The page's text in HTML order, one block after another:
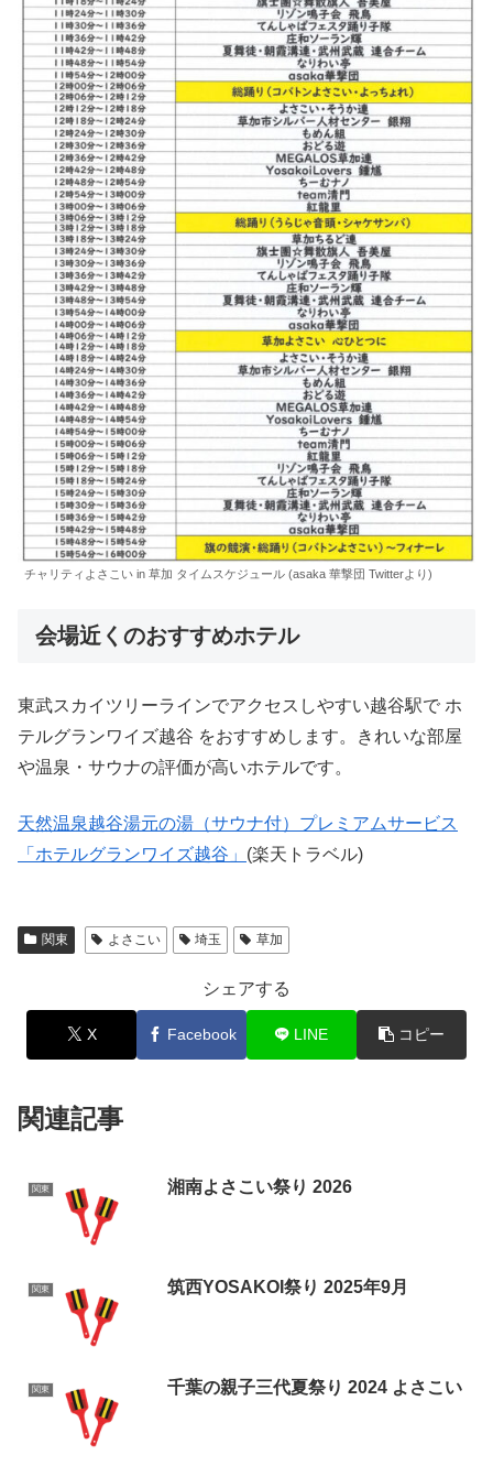
チャリティよさこい in 草加 タイムスケジュール (asaka 華撃団 Twitterより)
会場近くのおすすめホテル
東武スカイツリーラインでアクセスしやすい越谷駅で ホ
テルグランワイズ越谷 をおすすめします。きれいな部屋
や温泉・サウナの評価が高いホテルです。
天然温泉越谷湯元の湯（サウナ付）プレミアムサービス
「ホテルグランワイズ越谷」 (楽天トラベル)
関東 よさこい 埼玉 草加
シェアする
X Facebook LINE コピー
関連記事
関東 湘南よさこい祭り 2026
関東 筑西YOSAKOI祭り 2025年9月
関東 千葉の親子三代夏祭り 2024 よさこい